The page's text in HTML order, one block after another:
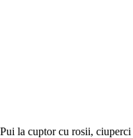
Pui la cuptor cu rosii,